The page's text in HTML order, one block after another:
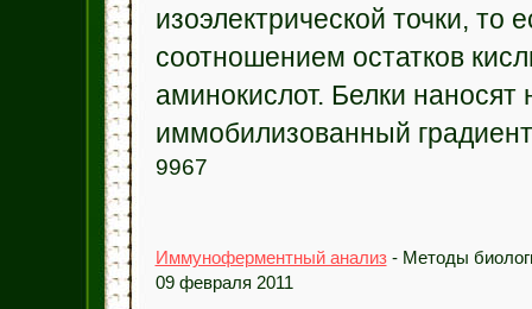
изоэлектрической точки, то
соотношением остатков
аминокислот. Белки наносят
иммобилизованный
9967
Иммуноферментный анализ- Методы
09 февраля 2011